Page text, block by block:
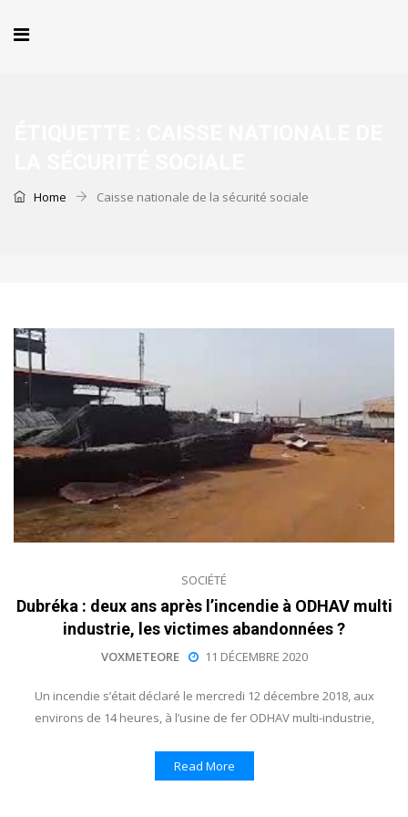
Home Caisse nationale de la sécurité sociale
SOCIÉTÉ
Dubréka : deux ans après l’incendie à ODHAV multi
industrie, les victimes abandonnées ?
VOXMETEORE 11 DÉCEMBRE 2020
Un incendie s’était déclaré le mercredi 12 décembre 2018, aux
environs de 14 heures, à l’usine de fer ODHAV multi-industrie,
Read More